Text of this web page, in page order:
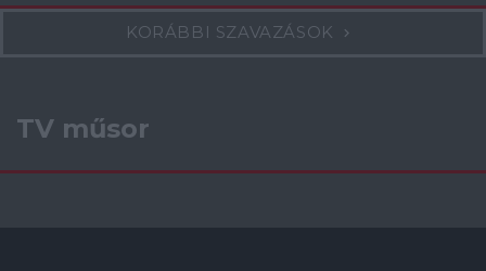
KORÁBBI SZAVAZÁSOK
TV műsor